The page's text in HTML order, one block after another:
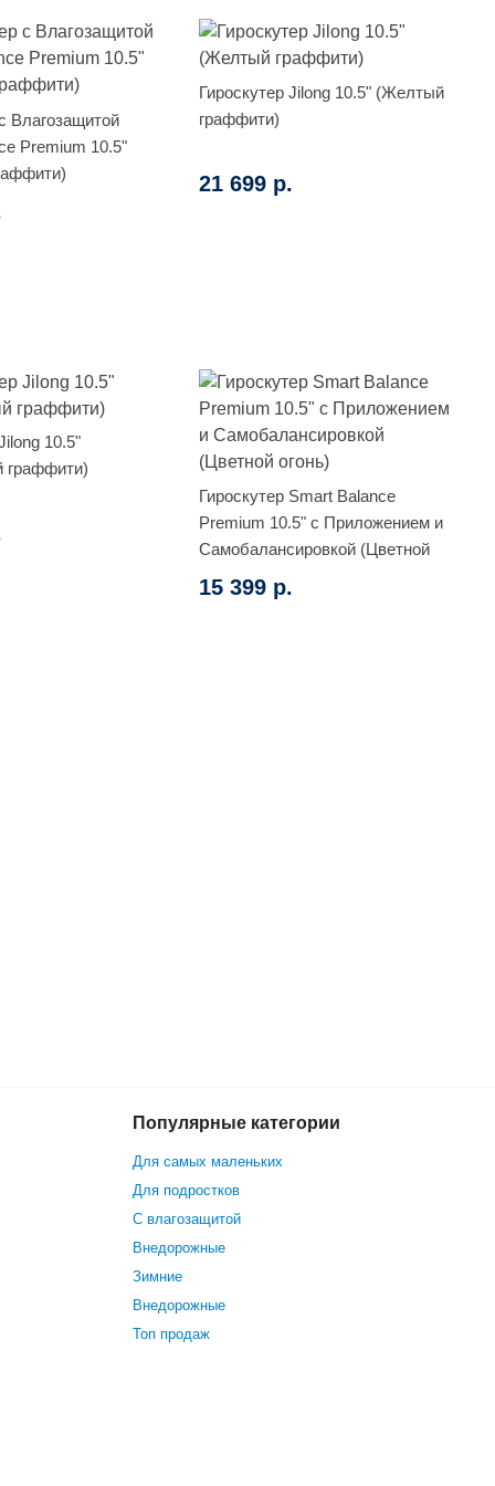
Влагозащитой
Premium 10.5"
Гироскутер Jilong 10.5" (Желтый
граффити)
21 699 р.
10.5"
граффити)
Гироскутер Smart Balance
Premium 10.5" с Приложением и
Самобалансировкой (Цветной
огонь)
15 399 р.
Популярные категории
Для самых маленьких
Для подростков
С влагозащитой
Внедорожные
Зимние
Внедорожные
Топ продаж